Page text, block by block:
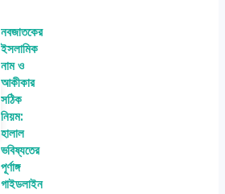
নবজাতকের
ইসলামিক
নাম ও
আকীকার
সঠিক
নিয়ম:
হালাল
ভবিষ্যতের
পূর্ণাঙ্গ
গাইডলাইন